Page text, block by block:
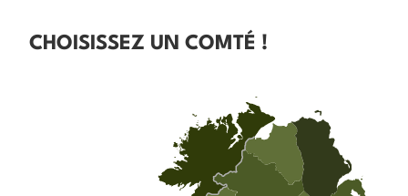
CHOISISSEZ UN COMTÉ !